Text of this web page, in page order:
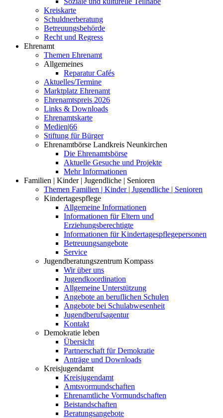
Kreiskarte
Schuldnerberatung
Betreuungsbehörde
Recht und Regress
Ehrenamt
Themen Ehrenamt
Allgemeines
Reparatur Cafés
Aktuelles/Termine
Marktplatz Ehrenamt
Ehrenamtspreis 2026
Links & Downloads
Ehrenamtskarte
Medien|66
Stiftung für Bürger
Ehrenamtbörse Landkreis Neunkirchen
Die Ehrenamtsbörse
Aktuelle Gesuche und Projekte
Mehr Informationen
Familien | Kinder | Jugendliche | Senioren
Themen Familien | Kinder | Jugendliche | Senioren
Kindertagespflege
Allgemeine Informationen
Informationen für Eltern und
Erziehungsberechtigte
Informationen für Kindertagespflegepersonen
Betreuungsangebote
Service
Jugendberatungszentrum Kompass
Wir über uns
Jugendkoordination
Allgemeine Unterstützung
Angebote an beruflichen Schulen
Angebote bei Schulabwesenheit
Jugendberufsagentur
Kontakt
Demokratie leben
Übersicht
Partnerschaft für Demokratie
Anträge und Downloads
Kreisjugendamt
Kreisjugendamt
Amtsvormundschaften
Ehrenamtliche Vormundschaften
Beistandschaften
Beratungsangebote